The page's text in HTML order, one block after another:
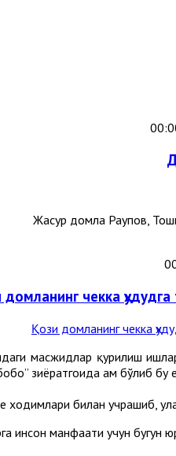
Жасур домла Раупов,
чекка
масжидлар қурилиш
зиёратгоҳида ҳам бўлиб бу
билан учрашиб,
инсон манфаати учун бугун